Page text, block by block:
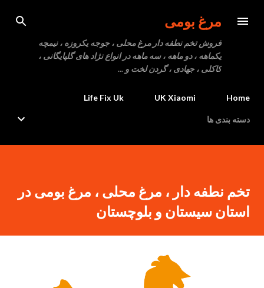
مرغ بومی
فروش تخم نطفه دار مرغ محلی ، جوجه یکروزه ، نیمچه
یکماهه ، دو ماهه ، سه ماهه در انواع نژاد های گلپایگانی ،
کاکلی ، جهادی ، گردن لخت و ...
Home
UK Xiaomi
Life Fix Uk
دسته بندی ها
تخم نطفه دار ، مرغ محلی ، مرغ بومی در
استان سیستان و بلوچستان